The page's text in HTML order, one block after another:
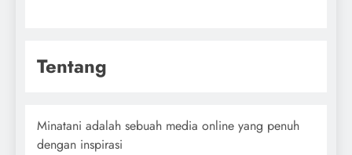
Tentang
Minatani adalah sebuah media online yang penuh
dengan inspirasi